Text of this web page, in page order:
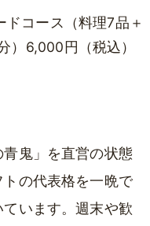
ドコース（料理7品＋
）6,000円（税込）
青鬼」を直営の状態
の代表格を一晩で
います。週末や歓